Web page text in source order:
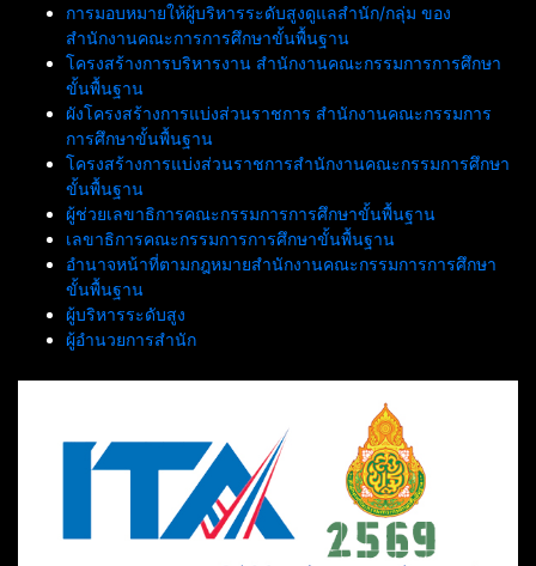
การมอบหมายให้ผู้บริหารระดับสูงดูแลสำนัก/กลุ่ม ของ
สำนักงานคณะการการศึกษาขั้นพื้นฐาน
โครงสร้างการบริหารงาน สำนักงานคณะกรรมการการศึกษา
ขั้นพื้นฐาน
ผังโครงสร้างการแบ่งส่วนราชการ สำนักงานคณะกรรมการ
การศึกษาขั้นพื้นฐาน
โครงสร้างการแบ่งส่วนราชการสำนักงานคณะกรรมการศึกษา
ขั้นพื้นฐาน
ผู้ช่วยเลขาธิการคณะกรรมการการศึกษาขั้นพื้นฐาน
เลขาธิการคณะกรรมการการศึกษาขั้นพื้นฐาน
อำนาจหน้าที่ตามกฎหมายสำนักงานคณะกรรมการการศึกษา
ขั้นพื้นฐาน
ผู้บริหารระดับสูง
ผู้อำนวยการสำนัก